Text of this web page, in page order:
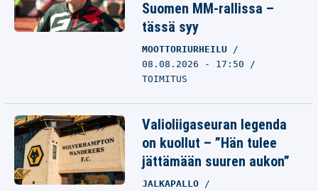
Suomen MM-rallissa –
tässä syy
MOOTTORIURHEILU
08.08.2026 - 17:50
TOIMITUS
Valioliigaseuran legenda
on kuollut – ”Hän tulee
jättämään suuren aukon”
JALKAPALLO